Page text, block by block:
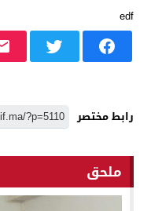
edf
رابط مختصر
ملحق